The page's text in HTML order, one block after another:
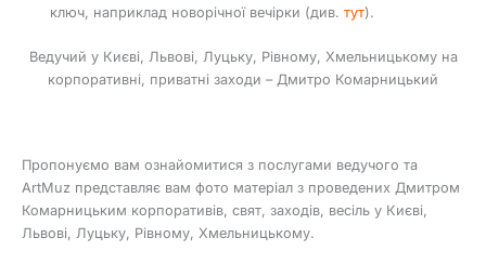
ключ, наприклад новорічної вечірки (див. тут).
Ведучий у Києві, Львові, Луцьку, Рівному, Хмельницькому на
корпоративні, приватні заходи – Дмитро Комарницький
Пропонуємо вам ознайомитися з послугами ведучого та
ArtMuz представляє вам фото матеріал з проведених Дмитром
Комарницьким корпоративів, свят, заходів, весіль у Києві,
Львові, Луцьку, Рівному, Хмельницькому.